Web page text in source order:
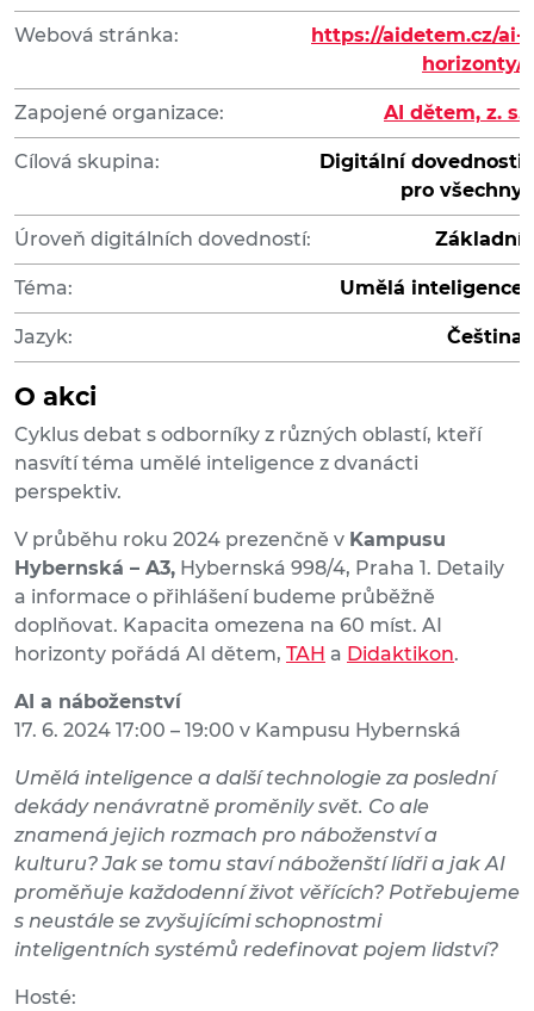
Webová stránka:
https://aidetem.cz/ai-
horizonty/
Zapojené organizace: AI dětem, z. s.
Cílová skupina:
Digitální dovednosti
pro všechny
Úroveň digitálních dovedností: Základní
Téma: Umělá inteligence
Jazyk: Čeština
O akci
Cyklus debat s odborníky z různých oblastí, kteří
nasvítí téma umělé inteligence z dvanácti
perspektiv.
V průběhu roku 2024 prezenčně v Kampusu
Hybernská – A3, Hybernská 998/4, Praha 1. Detaily
a informace o přihlášení budeme průběžně
doplňovat. Kapacita omezena na 60 míst. AI
horizonty pořádá AI dětem, TAH a Didaktikon.
AI a náboženství
17. 6. 2024 17:00 – 19:00 v Kampusu Hybernská
Umělá inteligence a další technologie za poslední
dekády nenávratně proměnily svět. Co ale
znamená jejich rozmach pro náboženství a
kulturu? Jak se tomu staví náboženští lídři a jak AI
proměňuje každodenní život věřících? Potřebujeme
s neustále se zvyšujícími schopnostmi
inteligentních systémů redefinovat pojem lidství?​
Hosté: